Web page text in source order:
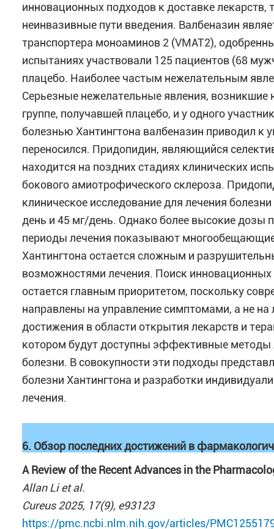
инновационных подходов к доставке лекарств,
неинвазивные пути введения. Валбеназин
транспортера моноаминов 2 (VMAT2),
испытаниях участвовали 125 пациентов (68
плацебо. Наиболее частым нежелательным
Серьезные нежелательные явления, возникшие
группе, получавшей плацебо, и у одного
болезнью Хантингтона валбеназин приводил
переносился. Придопидин, являющийся
находится на поздних стадиях клинических
бокового амиотрофического склероза.
клиническое исследование для лечения
день и 45 мг/день. Однако более высокие дозы
периоды лечения показывают
Хантингтона остается сложным и
возможностями лечения. Поиск
остается главным приоритетом, поскольку
направлены на управление симптомами, а не на
достижения в области открытия лекарств и
котором будут доступны эффективные методы
болезни. В совокупности эти подходы
болезни Хантингтона и разработки
лечения.
6. Обзор последних достижений в
A Review of the Recent Advances in the
Allan Li et al.
Cureus 2025, 17(9), e93123
https://pmc.ncbi.nlm.nih.gov/articles/